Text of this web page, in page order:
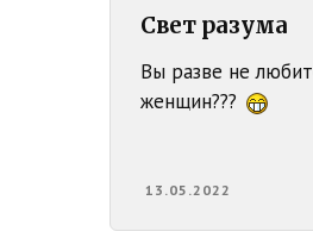
Свет разума
Вы разве не
женщин???
13.05.2022